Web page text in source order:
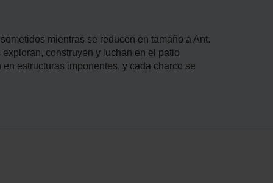
mientras se reducen en tamaño a Ant.
construyen y luchan en el patio
estructuras imponentes, y cada charco se